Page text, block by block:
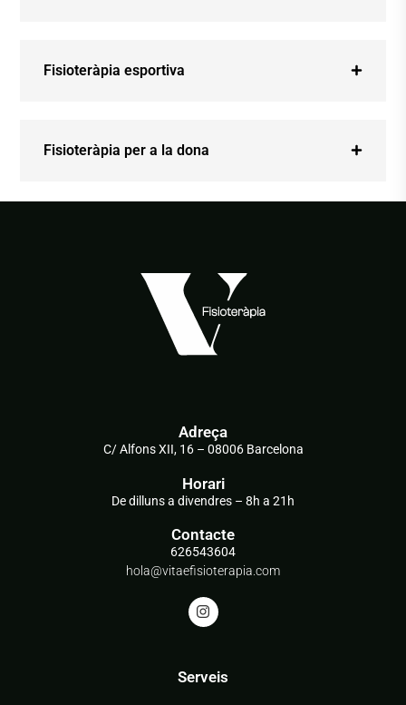
Fisioteràpia esportiva
Fisioteràpia per a la dona
Adreça
C/ Alfons XII, 16 – 08006 Barcelona
Horari
De dilluns a divendres – 8h a 21h
Contacte
626543604
hola@vitaefisioterapia.com
Serveis